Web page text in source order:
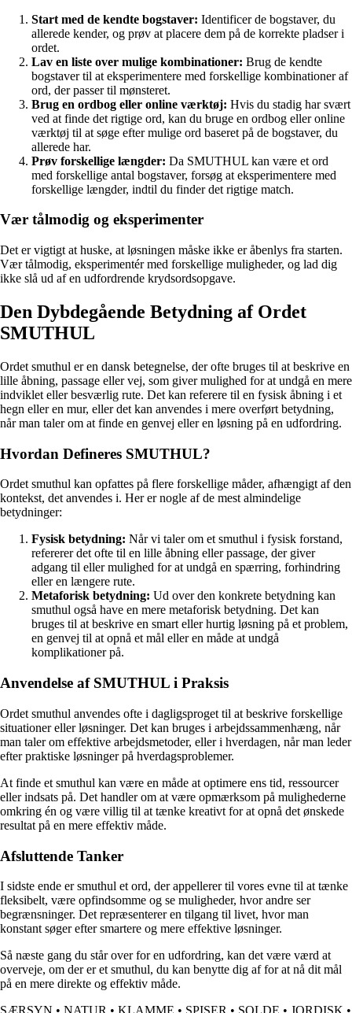
Start med de kendte bogstaver: Identificer de bogstaver, du
allerede kender, og prøv at placere dem på de korrekte pladser i
ordet.
Lav en liste over mulige kombinationer: Brug de kendte
bogstaver til at eksperimentere med forskellige kombinationer af
ord, der passer til mønsteret.
Brug en ordbog eller online værktøj: Hvis du stadig har svært
ved at finde det rigtige ord, kan du bruge en ordbog eller online
værktøj til at søge efter mulige ord baseret på de bogstaver, du
allerede har.
Prøv forskellige længder: Da SMUTHUL kan være et ord
med forskellige antal bogstaver, forsøg at eksperimentere med
forskellige længder, indtil du finder det rigtige match.
Vær tålmodig og eksperimenter
Det er vigtigt at huske, at løsningen måske ikke er åbenlys fra starten.
Vær tålmodig, eksperimentér med forskellige muligheder, og lad dig
ikke slå ud af en udfordrende krydsordsopgave.
Den Dybdegående Betydning af Ordet
SMUTHUL
Ordet smuthul er en dansk betegnelse, der ofte bruges til at beskrive en
lille åbning, passage eller vej, som giver mulighed for at undgå en mere
indviklet eller besværlig rute. Det kan referere til en fysisk åbning i et
hegn eller en mur, eller det kan anvendes i mere overført betydning,
når man taler om at finde en genvej eller en løsning på en udfordring.
Hvordan Defineres SMUTHUL?
Ordet smuthul kan opfattes på flere forskellige måder, afhængigt af den
kontekst, det anvendes i. Her er nogle af de mest almindelige
betydninger:
Fysisk betydning: Når vi taler om et smuthul i fysisk forstand,
refererer det ofte til en lille åbning eller passage, der giver
adgang til eller mulighed for at undgå en spærring, forhindring
eller en længere rute.
Metaforisk betydning: Ud over den konkrete betydning kan
smuthul også have en mere metaforisk betydning. Det kan
bruges til at beskrive en smart eller hurtig løsning på et problem,
en genvej til at opnå et mål eller en måde at undgå
komplikationer på.
Anvendelse af SMUTHUL i Praksis
Ordet smuthul anvendes ofte i dagligsproget til at beskrive forskellige
situationer eller løsninger. Det kan bruges i arbejdssammenhæng, når
man taler om effektive arbejdsmetoder, eller i hverdagen, når man leder
efter praktiske løsninger på hverdagsproblemer.
At finde et smuthul kan være en måde at optimere ens tid, ressourcer
eller indsats på. Det handler om at være opmærksom på mulighederne
omkring én og være villig til at tænke kreativt for at opnå det ønskede
resultat på en mere effektiv måde.
Afsluttende Tanker
I sidste ende er smuthul et ord, der appellerer til vores evne til at tænke
fleksibelt, være opfindsomme og se muligheder, hvor andre ser
begrænsninger. Det repræsenterer en tilgang til livet, hvor man
konstant søger efter smartere og mere effektive løsninger.
Så næste gang du står over for en udfordring, kan det være værd at
overveje, om der er et smuthul, du kan benytte dig af for at nå dit mål
på en mere direkte og effektiv måde.